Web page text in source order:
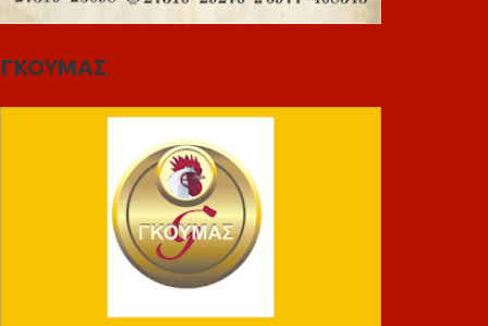
ΓΚΟΥΜΑΣ